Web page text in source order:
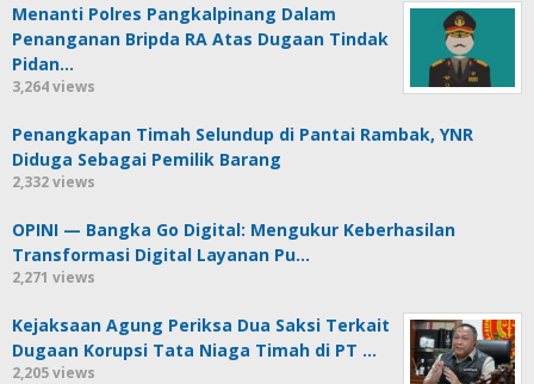
Menanti Polres Pangkalpinang Dalam
Penanganan Bripda RA Atas Dugaan Tindak
Pidan…
3,264 views
Penangkapan Timah Selundup di Pantai Rambak, YNR
Diduga Sebagai Pemilik Barang
2,332 views
OPINI — Bangka Go Digital: Mengukur Keberhasilan
Transformasi Digital Layanan Pu…
2,271 views
Kejaksaan Agung Periksa Dua Saksi Terkait
Dugaan Korupsi Tata Niaga Timah di PT …
2,205 views